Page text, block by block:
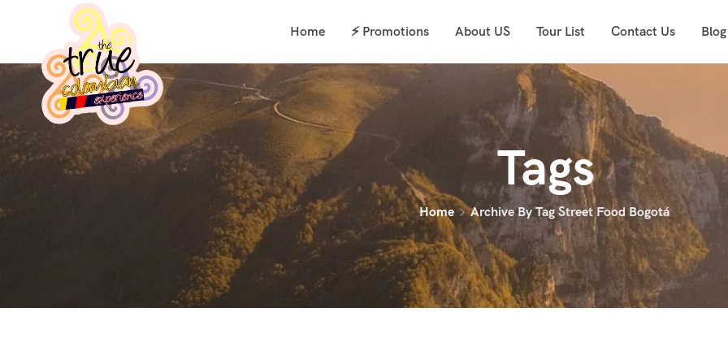
Home ⚡ Promotions About US Tour List Contact Us Blog
Tags
Home Archive By Tag Street Food Bogotá